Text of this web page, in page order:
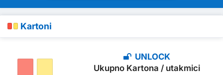
Kartoni
UNLOCK
Ukupno Kartona / utakmici